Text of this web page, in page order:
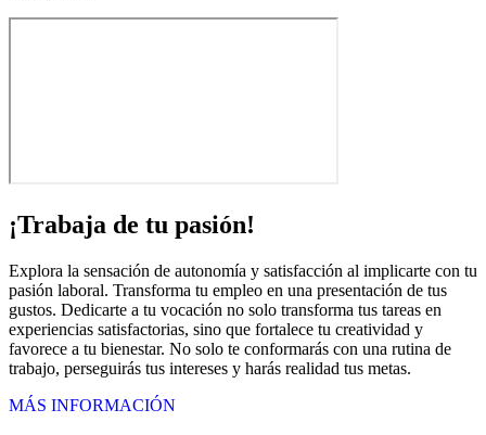
¡Trabaja de tu pasión!
Explora la sensación de autonomía y satisfacción al implicarte con tu
pasión laboral. Transforma tu empleo en una presentación de tus
gustos. Dedicarte a tu vocación no solo transforma tus tareas en
experiencias satisfactorias, sino que fortalece tu creatividad y
favorece a tu bienestar. No solo te conformarás con una rutina de
trabajo, perseguirás tus intereses y harás realidad tus metas.
MÁS INFORMACIÓN